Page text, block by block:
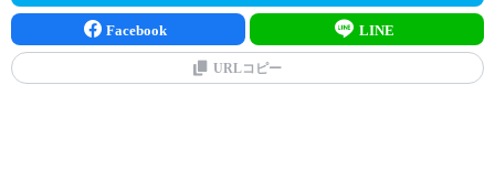
Facebook LINE
URLコピー